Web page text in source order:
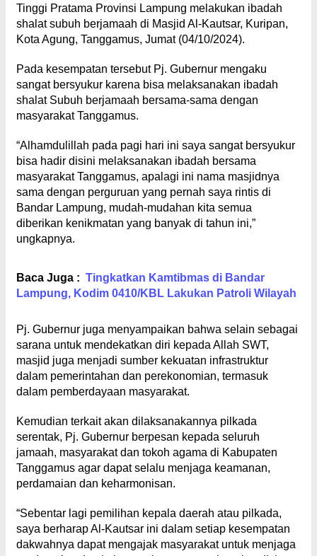
Tinggi Pratama Provinsi Lampung melakukan ibadah
shalat subuh berjamaah di Masjid Al-Kautsar, Kuripan,
Kota Agung, Tanggamus, Jumat (04/10/2024).
Pada kesempatan tersebut Pj. Gubernur mengaku
sangat bersyukur karena bisa melaksanakan ibadah
shalat Subuh berjamaah bersama-sama dengan
masyarakat Tanggamus.
“Alhamdulillah pada pagi hari ini saya sangat bersyukur
bisa hadir disini melaksanakan ibadah bersama
masyarakat Tanggamus, apalagi ini nama masjidnya
sama dengan perguruan yang pernah saya rintis di
Bandar Lampung, mudah-mudahan kita semua
diberikan kenikmatan yang banyak di tahun ini,”
ungkapnya.
Baca Juga : Tingkatkan Kamtibmas di Bandar
Lampung, Kodim 0410/KBL Lakukan Patroli Wilayah
Pj. Gubernur juga menyampaikan bahwa selain sebagai
sarana untuk mendekatkan diri kepada Allah SWT,
masjid juga menjadi sumber kekuatan infrastruktur
dalam pemerintahan dan perekonomian, termasuk
dalam pemberdayaan masyarakat.
Kemudian terkait akan dilaksanakannya pilkada
serentak, Pj. Gubernur berpesan kepada seluruh
jamaah, masyarakat dan tokoh agama di Kabupaten
Tanggamus agar dapat selalu menjaga keamanan,
perdamaian dan keharmonisan.
“Sebentar lagi pemilihan kepala daerah atau pilkada,
saya berharap Al-Kautsar ini dalam setiap kesempatan
dakwahnya dapat mengajak masyarakat untuk menjaga